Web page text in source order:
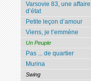
Varsovie 83, une affaire
d’état
Petite leçon d’amour
Viens, je t’emmène
Un Peuple
Pas ... de quartier
Murina
Swing